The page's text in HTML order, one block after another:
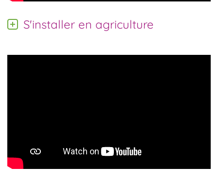
S'installer en agriculture